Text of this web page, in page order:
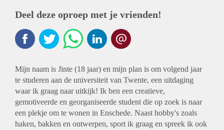
Deel deze oproep met je vrienden!
Mijn naam is Jinte (18 jaar) en mijn plan is om volgend jaar
te studeren aan de universiteit van Twente, een uitdaging
waar ik graag naar uitkijk! Ik ben een creatieve,
gemotiveerde en georganiseerde student die op zoek is naar
een plekje om te wonen in Enschede. Naast hobby's zoals
haken, bakken en ontwerpen, sport ik graag en spreek ik ook